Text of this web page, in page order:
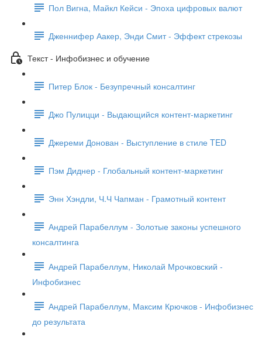
Пол Вигна, Майкл Кейси - Эпоха цифровых валют
Дженнифер Аакер, Энди Смит - Эффект стрекозы
Текст - Инфобизнес и обучение
Питер Блок - Безупречный консалтинг
Джо Пулицци - Выдающийся контент-маркетинг
Джереми Донован - Выступление в стиле TED
Пэм Диднер - Глобальный контент-маркетинг
Энн Хэндли, Ч.Ч Чапман - Грамотный контент
Андрей Парабеллум - Золотые законы успешного
консалтинга
Андрей Парабеллум, Николай Мрочковский -
Инфобизнес
Андрей Парабеллум, Максим Крючков - Инфобизнес
до результата